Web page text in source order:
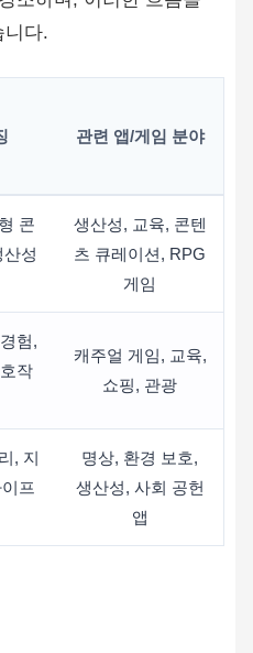
니다.
관련 앱/게임 분야
콘
성
생산성, 교육, 콘텐
츠 큐레이션, RPG
게임
험,
작
캐주얼 게임, 교육,
쇼핑, 관광
, 지
프
명상, 환경 보호,
생산성, 사회 공헌
앱